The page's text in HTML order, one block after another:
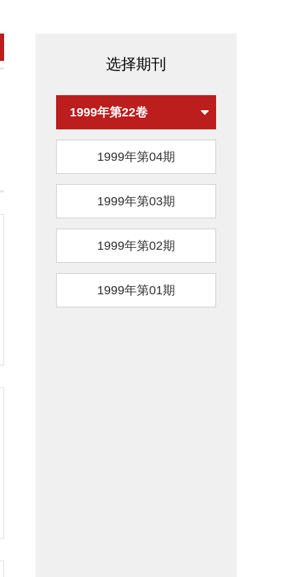
选择期刊
1999年第22卷
1999年第04期
1999年第03期
1999年第02期
1999年第01期